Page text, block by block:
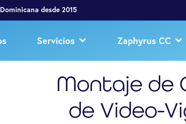
desde 2015
Servicios Zaphyrus CC
Montaje de
de Video-